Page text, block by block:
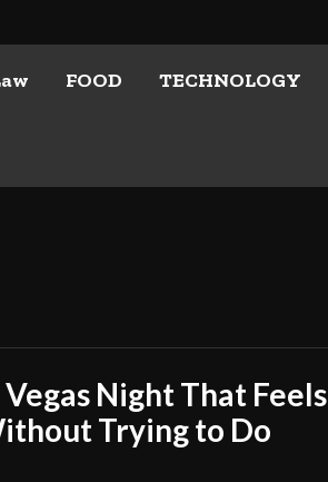
FOOD TECHNOLOGY
Vegas Night That Feels
Trying to Do